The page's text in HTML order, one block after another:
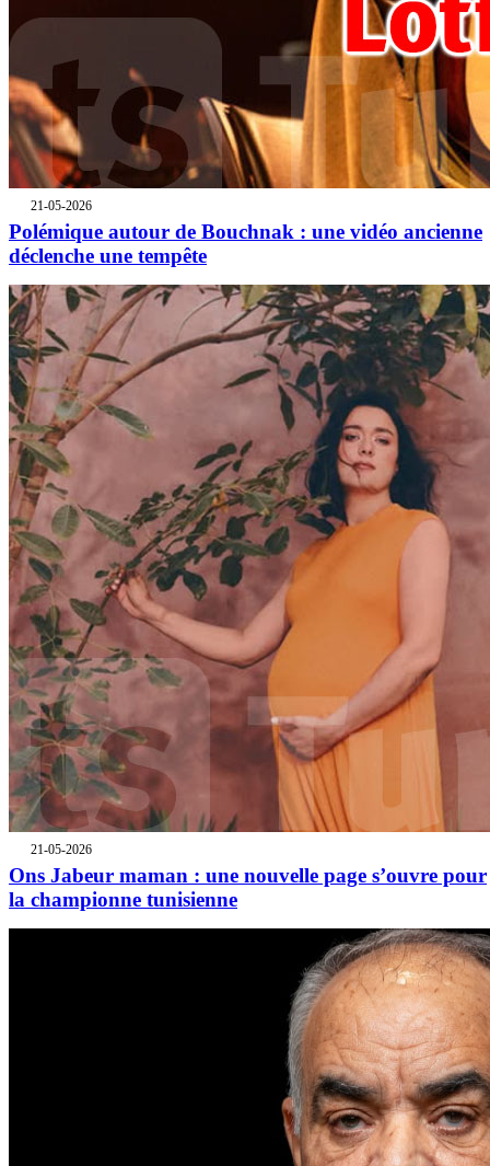
21-05-2026
Polémique autour de Bouchnak : une vidéo ancienne
déclenche une tempête
21-05-2026
Ons Jabeur maman : une nouvelle page s’ouvre pour
la championne tunisienne